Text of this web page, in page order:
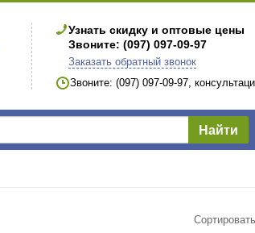
Узнать скидку и оптовые цены
Звоните: (097) 097-09-97
Заказать обратный звонок
Звоните: (097) 097-09-97,
Найти